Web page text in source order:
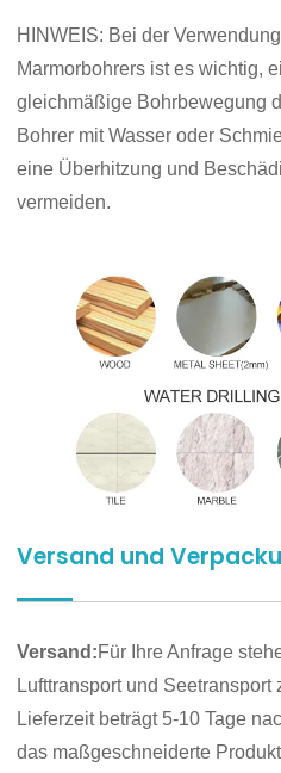
HINWEIS: Bei der
Marmorbohrers ist es wichtig,
gleichmäßige Bohrbewegung
Bohrer mit Wasser oder
eine Überhitzung und
vermeiden.
Versand und
Versand:Für Ihre Anfrage
Lufttransport und
Lieferzeit beträgt 5-10 Tage
das maßgeschneiderte